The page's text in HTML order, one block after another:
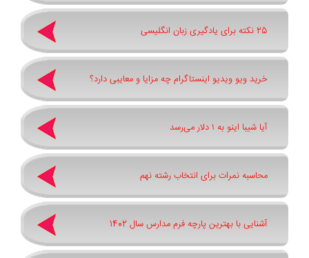
25 نکته برای یادگیری زبان انگلیسی
خرید ویو ویدیو اینستاگرام چه مزایا و معایبی دارد؟
آیا شیبا اینو به ۱ دلار می‌رسد
محاسبه نمرات برای انتخاب رشته نهم
آشنایی با بهترین پارچه فرم مدارس سال 1402